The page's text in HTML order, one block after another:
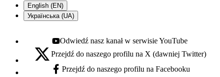
English (EN)
Українська (UA)
Youtube - otwiera się w nowej karcie
Odwiedź nasz kanał w serwisie YouTube
X - otwiera się w nowej karcie
Przejdź do naszego profilu na X (dawniej Twitter)
Facebook - otwiera się w nowej karcie
Przejdź do naszego profilu na Facebooku